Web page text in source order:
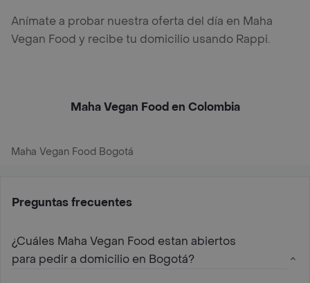
Anímate a probar nuestra oferta del día en Maha
Vegan Food y recibe tu domicilio usando Rappi.
Maha Vegan Food en Colombia
Maha Vegan Food Bogotá
Preguntas frecuentes
¿Cuáles Maha Vegan Food estan abiertos
para pedir a domicilio en Bogotá?